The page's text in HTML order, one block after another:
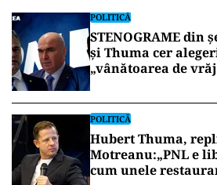
POLITICĂ
STENOGRAME din
și Thuma cer
„vânătoarea de
POLITICĂ
Hubert Thuma,
Motreanu:„PNL e
cum unele